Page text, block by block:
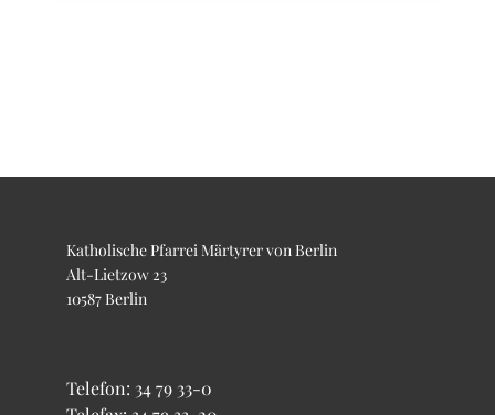
Katholische Pfarrei Märtyrer von Berlin
Alt-Lietzow 23
10587 Berlin
Telefon: 34 79 33-0